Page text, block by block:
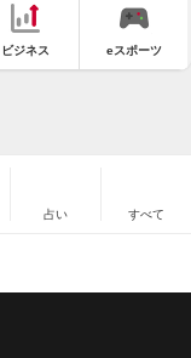
ビジネス eスポーツ
占い すべて